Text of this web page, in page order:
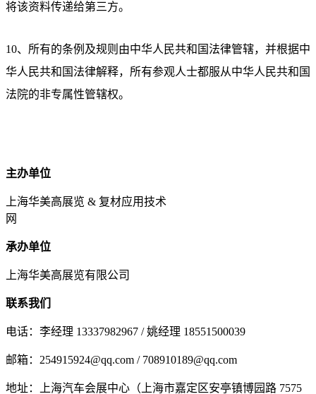
将该资料传递给第三方。
10、所有的条例及规则由中华人民共和国法律管辖，并根据中
华人民共和国法律解释，所有参观人士都服从中华人民共和国
法院的非专属性管辖权。
主办单位
上海华美高展览 & 复材应用技术
网
承办单位
上海华美高展览有限公司
联系我们
电话：李经理 13337982967 / 姚经理 18551500039
邮箱：254915924@qq.com / 708910189@qq.com
地址：上海汽车会展中心（上海市嘉定区安亭镇博园路 7575